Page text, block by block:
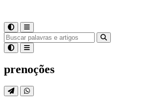
prenoções